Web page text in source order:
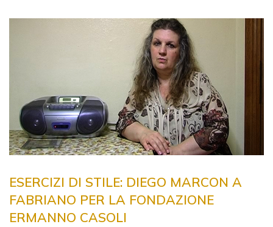
ESERCIZI DI STILE: DIEGO MARCON A
FABRIANO PER LA FONDAZIONE
ERMANNO CASOLI